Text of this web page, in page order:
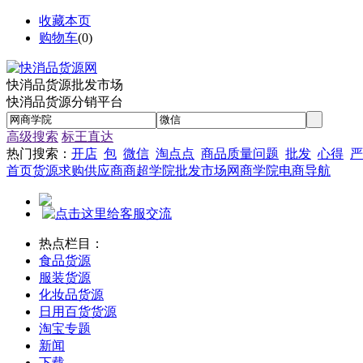
收藏本页
购物车(0)
快消品货源批发市场
快消品货源分销平台
高级搜索 标王直达
热门搜索： 开店 包 微信 淘点点 商品质量问题 批发 心得
首页货源求购供应商商超学院批发市场网商学院电商导航
热点栏目：
食品货源
服装货源
化妆品货源
日用百货货源
淘宝专题
新闻